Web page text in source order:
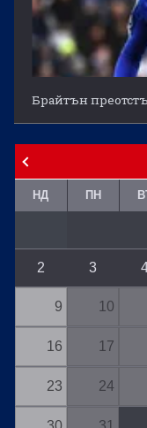
Брайтън
НД ПН
2 3
9 10
16 17
23 24